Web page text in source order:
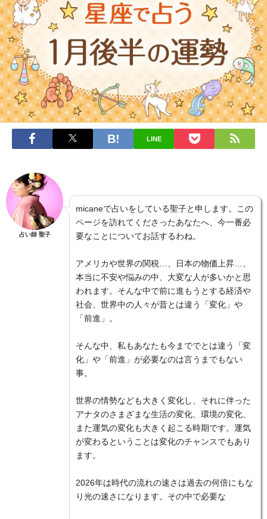
LINE
占い師 聖子
micaneで占いをしている聖子と申します。この
ページを訪れてくださったあなたへ、今一番必
要なことについてお話するわね。
アメリカや世界の関税…、日本の物価上昇…、
本当に不安や悩みの中、大変な人が多いかと思
われます。そんな中で前に進もうとする経済や
社会、世界中の人々が昔とは違う「変化」や
「前進」。
そんな中、私もあなたも今まででとは違う「変
化」や「前進」が必要なのは言うまでもない
事。
世界の情勢なども大きく変化し、それに伴った
アナタのさまざまな生活の変化、環境の変化、
また運気の変化も大きく起こる時期です。運気
が変わるということは変化のチャンスでもあり
ます。
2026年は時代の流れの速さは過去の何倍にもな
り光の速さになります。その中で必要な